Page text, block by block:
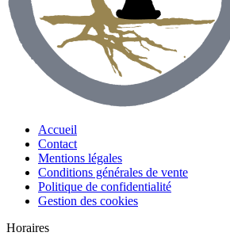
Accueil
Contact
Mentions légales
Conditions générales de vente
Politique de confidentialité
Gestion des cookies
Horaires